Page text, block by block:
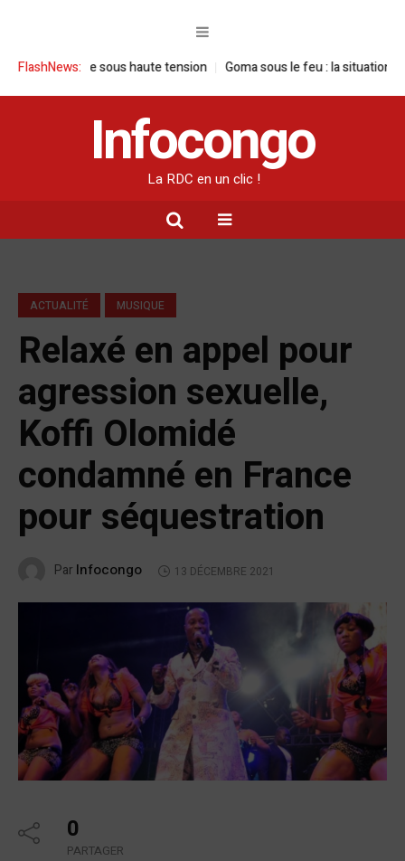
FlashNews:
visite sous haute tension Goma sous le feu : la situation
Infocongo
La RDC en un clic !
ACTUALITÉ MUSIQUE
Relaxé en appel pour
agression sexuelle,
Koffi Olomidé
condamné en France
pour séquestration
Par Infocongo 13 DÉCEMBRE 2021
0
PARTAGER